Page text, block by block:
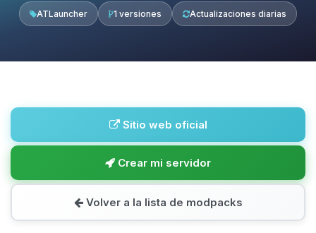
ATLauncher 1 versiones Actualizaciones diarias
Sitio web oficial
Crear mi servidor
Volver a la lista de modpacks